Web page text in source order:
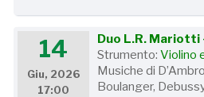
14
Giu, 2026
17:00
Duo L.R. Mariotti
Strumento:Violino
Musiche di
Boulanger,